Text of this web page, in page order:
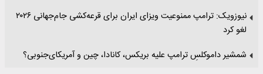
نیوزویک: ترامپ ممنوعیت ویزای ایران برای قرعه‌کشی جام‌جهانی ۲۰۲۶
لغو کرد
شمشیر داموکلسِ ترامپ علیه بریکس، کانادا، چین و آمریکای‌جنوبی؟